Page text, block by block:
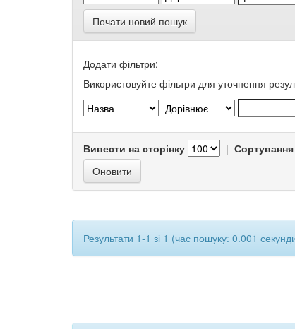
Почати новий пошук
Додати фільтри:
Використовуйте фільтри для уточнення
Вивести на сторінку | Сортування
Результати 1-1 зі 1 (час пошуку: 0.001